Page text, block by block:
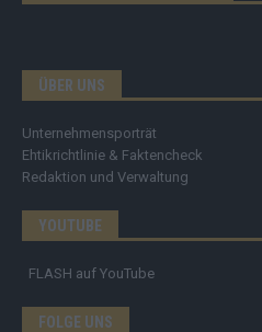
ÜBER UNS
Unternehmensporträt
Ehtikrichtlinie & Faktencheck
Redaktion und Verwaltung
YOUTUBE
FLASH auf YouTube
FOLGE UNS